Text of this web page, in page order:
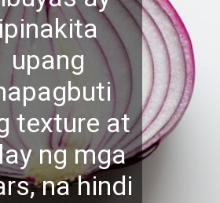
upang
texture at
ng mga
na hindi